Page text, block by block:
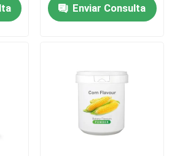
Enviar Consulta